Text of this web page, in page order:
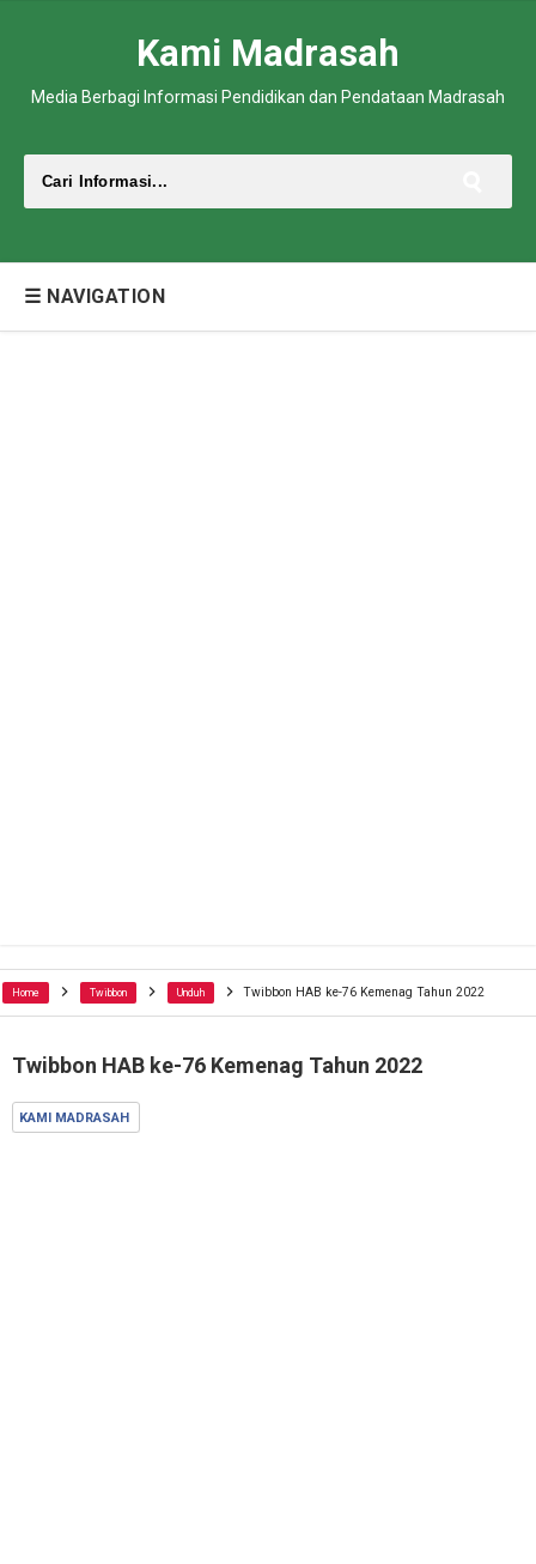
Kami Madrasah
Media Berbagi Informasi Pendidikan dan Pendataan Madrasah
☰ NAVIGATION
Home Twibbon Unduh Twibbon HAB ke-76 Kemenag Tahun 2022
Twibbon HAB ke-76 Kemenag Tahun 2022
KAMI MADRASAH